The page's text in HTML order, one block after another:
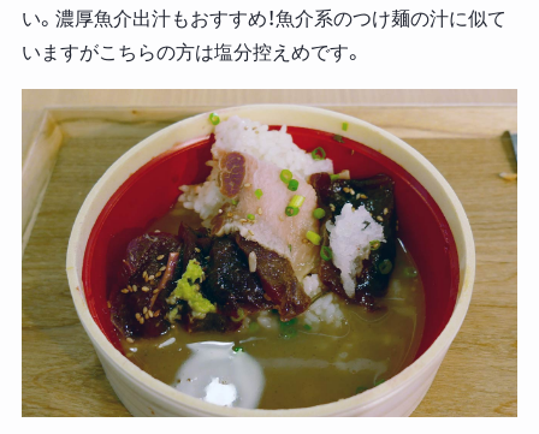
い。濃厚魚介出汁もおすすめ！魚介系のつけ麺の汁に似て
いますがこちらの方は塩分控えめです。